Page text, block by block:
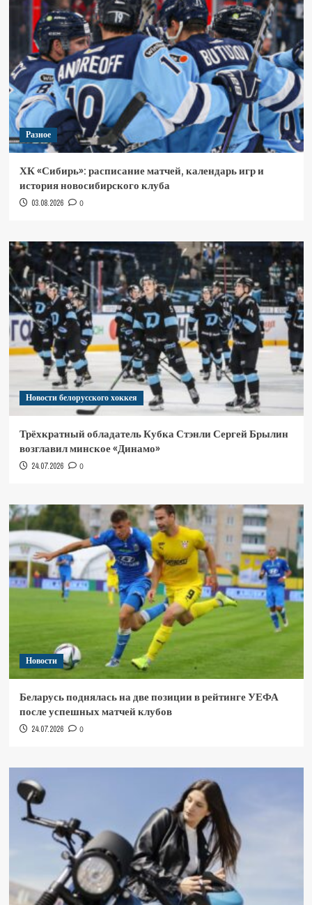
Разное
ХК «Сибирь»: расписание матчей, календарь игр и
история новосибирского клуба
03.08.2026 0
Новости белорусского хоккея
Трёхкратный обладатель Кубка Стэнли Сергей Брылин
возглавил минское «Динамо»
24.07.2026 0
Новости
Беларусь поднялась на две позиции в рейтинге УЕФА
после успешных матчей клубов
24.07.2026 0